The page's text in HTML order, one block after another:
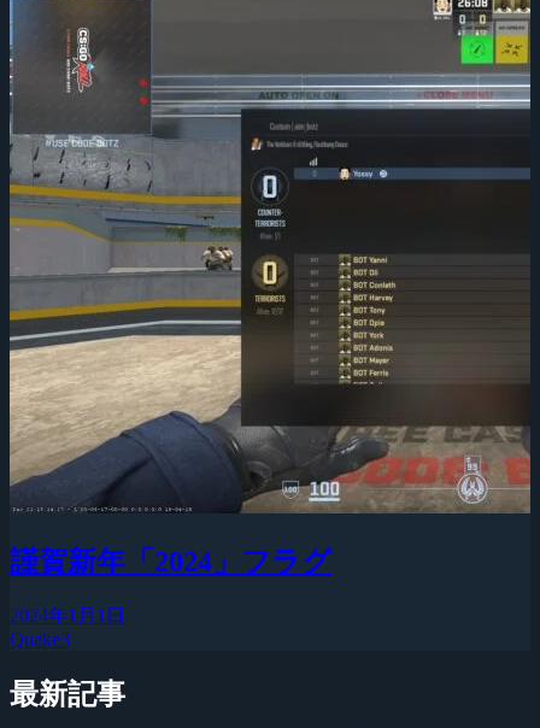
謹賀新年「2024」フラグ
2024年1月1日
Quake3
最新記事